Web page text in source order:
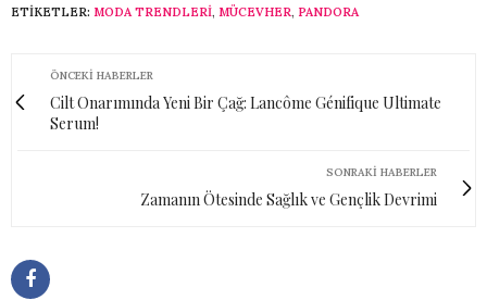
ETIKETLER: MODA TRENDLERI, MÜCEVHER, PANDORA
ÖNCEKI HABERLER
Cilt Onarımında Yeni Bir Çağ: Lancôme Génifique Ultimate
Serum!
SONRAKI HABERLER
Zamanın Ötesinde Sağlık ve Gençlik Devrimi